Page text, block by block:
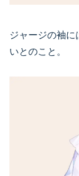
ジャージの袖
いとのこと。